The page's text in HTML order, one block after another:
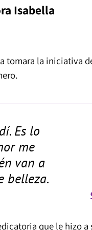
Isabella
tomara la iniciativa
Es lo
me
van a
belleza.
que le hizo a